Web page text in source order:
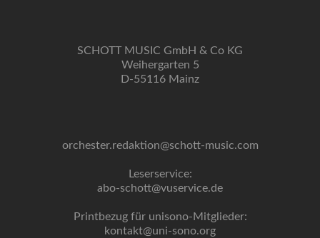
SCHOTT MUSIC GmbH & Co KG
Weihergarten 5
D-55116 Mainz
orchester.redaktion@schott-music.com
Leserservice:
abo-schott@vuservice.de
Printbezug für unisono-Mitglieder:
kontakt@uni-sono.org